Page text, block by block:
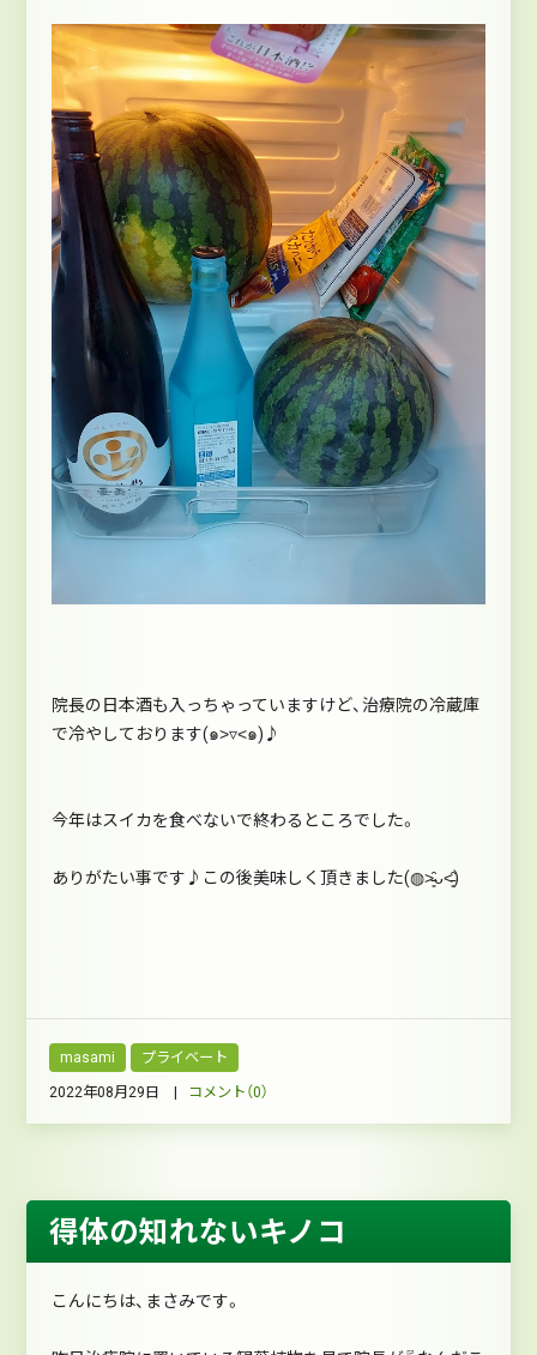
院長の日本酒も入っちゃっていますけど、治療院の冷蔵庫
で冷やしております(๑˃▿˂๑)♪
今年はスイカを食べないで終わるところでした。
ありがたい事です♪この後美味しく頂きました(◍˃̵͈̑ᴗ˂̵͈̑)
masami プライベート
2022年08月29日 | コメント（0）
得体の知れないキノコ
こんにちは、まさみです。